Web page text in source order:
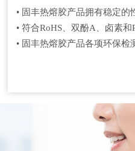
• 固丰热熔胶产品拥有稳定的
• 符合RoHS、双酚A、卤素
• 固丰热熔胶产品各项环保检